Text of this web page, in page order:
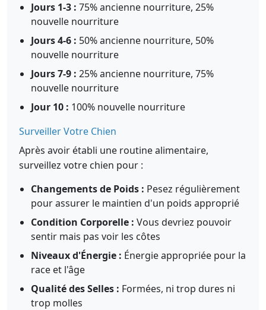
Jours 1-3 : 75% ancienne nourriture, 25%
nouvelle nourriture
Jours 4-6 : 50% ancienne nourriture, 50%
nouvelle nourriture
Jours 7-9 : 25% ancienne nourriture, 75%
nouvelle nourriture
Jour 10 : 100% nouvelle nourriture
Surveiller Votre Chien
Après avoir établi une routine alimentaire,
surveillez votre chien pour :
Changements de Poids : Pesez régulièrement
pour assurer le maintien d'un poids approprié
Condition Corporelle : Vous devriez pouvoir
sentir mais pas voir les côtes
Niveaux d'Énergie : Énergie appropriée pour la
race et l'âge
Qualité des Selles : Formées, ni trop dures ni
trop molles